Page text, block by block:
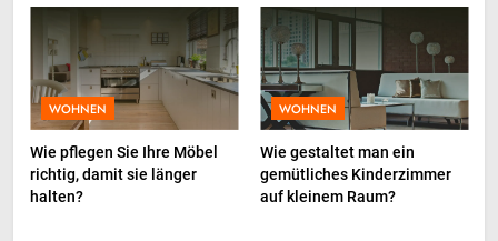
Zukunft deines Lieblings-
Accessoires
LIFESTYLE
6
Weinpakete, die Stimmung und
Anlass perfekt treffen
LIFESTYLE
WOHNEN
Wie pflegen Sie Ihre Möbel
richtig, damit sie länger
halten?
WOHNEN
Wie gestaltet man ein
gemütliches Kinderzimmer
auf kleinem Raum?